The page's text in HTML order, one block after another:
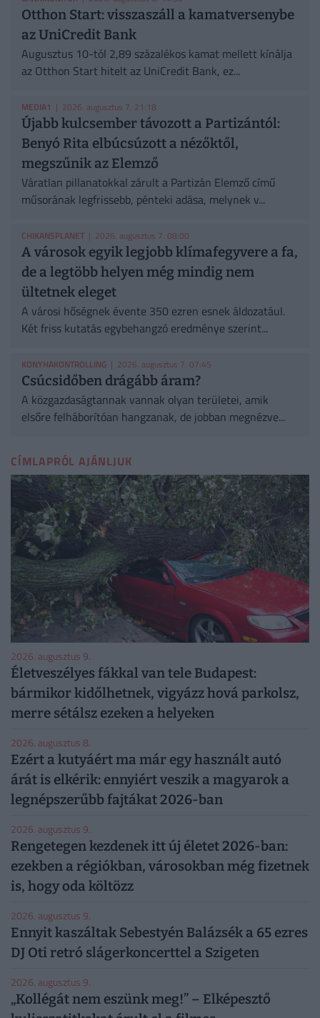
Otthon Start: visszaszáll a kamatversenybe
az UniCredit Bank
Augusztus 10-tól 2,89 százalékos kamat mellett kínálja
az Otthon Start hitelt az UniCredit Bank, ez...
MEDIA1 | 2026. augusztus 7. 21:18
Újabb kulcsember távozott a Partizántól:
Benyó Rita elbúcsúzott a nézőktől,
megszűnik az Elemző
Váratlan pillanatokkal zárult a Partizán Elemző című
műsorának legfrissebb, pénteki adása, melynek v...
CHIKANSPLANET | 2026. augusztus 7. 08:00
A városok egyik legjobb klímafegyvere a fa,
de a legtöbb helyen még mindig nem
ültetnek eleget
A városi hőségnek évente 350 ezren esnek áldozatául.
Két friss kutatás egybehangzó eredménye szerint...
KONYHAKONTROLLING | 2026. augusztus 7. 07:45
Csúcsidőben drágább áram?
A közgazdaságtannak vannak olyan területei, amik
elsőre felháborítóan hangzanak, de jobban megnézve...
CÍMLAPRÓL AJÁNLJUK
2026. augusztus 9.
Életveszélyes fákkal van tele Budapest:
bármikor kidőlhetnek, vigyázz hová parkolsz,
merre sétálsz ezeken a helyeken
2026. augusztus 8.
Ezért a kutyáért ma már egy használt autó
árát is elkérik: ennyiért veszik a magyarok a
legnépszerűbb fajtákat 2026-ban
2026. augusztus 9.
Rengetegen kezdenek itt új életet 2026-ban:
ezekben a régiókban, városokban még fizetnek
is, hogy oda költözz
2026. augusztus 9.
Ennyit kaszáltak Sebestyén Balázsék a 65 ezres
DJ Oti retró slágerkoncerttel a Szigeten
2026. augusztus 9.
„Kollégát nem eszünk meg!” – Elképesztő